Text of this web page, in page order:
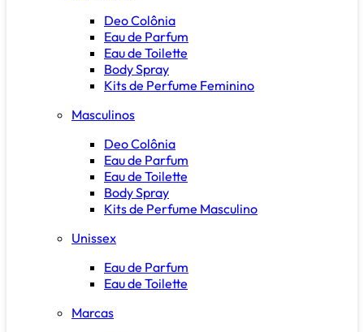
Deo Colônia
Eau de Parfum
Eau de Toilette
Body Spray
Kits de Perfume Feminino
Masculinos
Deo Colônia
Eau de Parfum
Eau de Toilette
Body Spray
Kits de Perfume Masculino
Unissex
Eau de Parfum
Eau de Toilette
Marcas